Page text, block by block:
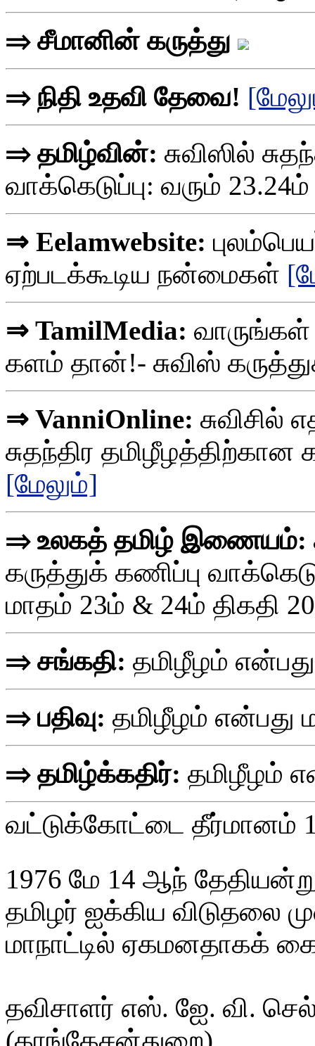
⇒ சீமானின் கருத்து
⇒ நிதி உதவி தேவை!
⇒ தமிழ்வின்: சுவிஸில்
வாக்கெடுப்பு: வரும்
⇒ Eelamwebsite:
ஏற்படக்கூடிய நன்மைகள்
⇒ TamilMedia: வாருங்கள்
களம் தான்!- சுவிஸ்
⇒ VanniOnline: சுவிசில்
சுதந்திர தமிழீழத்திற்கான
[மேலும்]
⇒ உலகத் தமிழ் இணையம்:
கருத்துக் கணிப்பு
மாதம் 23ம் & 24ம் திகதி
⇒ சங்கதி: தமிழீழம்
⇒ பதிவு: தமிழீழம்
⇒ தமிழ்க்கதிர்: தமிழீழம்
வட்டுக்கோட்டை தீர்மானம்
1976 மே 14 ஆந்
தமிழர் ஐக்கிய விடுதலை
மாநாட்டில் ஏகமனதாகக்
தவிசாளர் எஸ். ஐே. வி.